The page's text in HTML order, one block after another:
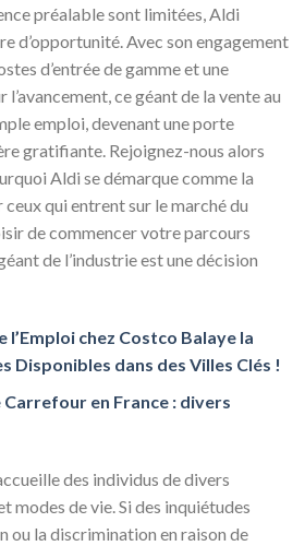
préalable sont limitées, Aldi
d’opportunité. Avec son engagement
d’entrée de gamme et une
ce géant de la vente au
emploi, devenant une porte
gratifiante. Rejoignez-nous alors
Aldi se démarque comme la
qui entrent sur le marché du
de commencer votre parcours
de l’industrie est une décision
l’Emploi chez Costco Balaye la
Disponibles dans des Villes Clés !
Carrefour en France : divers
des individus de divers
modes de vie. Si des inquiétudes
ou la discrimination en raison de